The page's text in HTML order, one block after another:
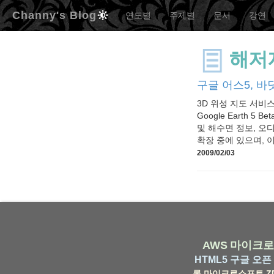
Channy's Blog 연도별 주제별 문서 강연
해저
구글 어스5, 바
3D 위성 지도 서비
Google Earth 5
및 해수면 정보, 오
확장 중에 있으며,
2009/02/03
AWS 마이크
HTML5 구글 오